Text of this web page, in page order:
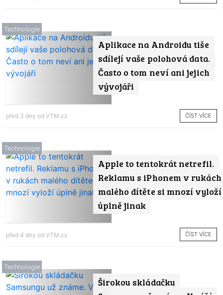
Aplikace na Androidu tiše
sdílejí vaše polohová data.
Často o tom neví ani jejich
vývojáři
Technologie
před 3 dny od VTM.cz ČÍST VÍCE
Apple to tentokrát netrefil.
Reklamu s iPhonem v rukách
malého dítěte si mnozí vyloží
úplně jinak
Technologie
před 4 dny od VTM.cz ČÍST VÍCE
Širokou skládačku
Technologie